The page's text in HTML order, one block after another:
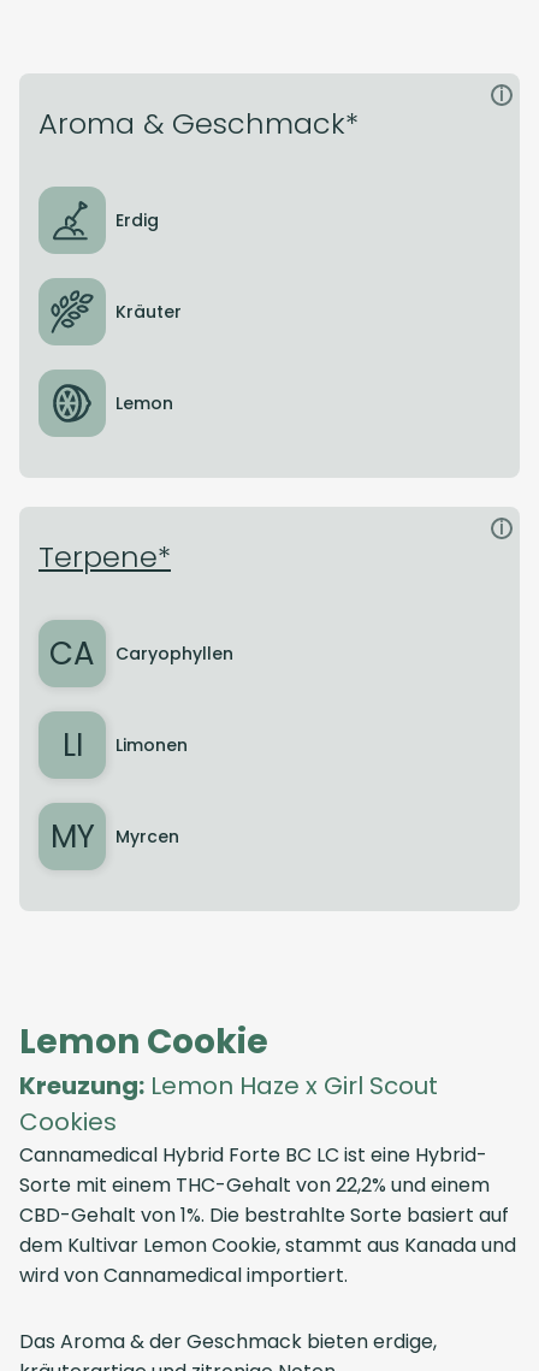
Aroma & Geschmack*
i
Erdig
Kräuter
Lemon
Terpene*
i
CA Caryophyllen
LI Limonen
MY Myrcen
Lemon Cookie
Kreuzung: Lemon Haze x Girl Scout
Cookies
Cannamedical Hybrid Forte BC LC ist eine Hybrid-
Sorte mit einem THC-Gehalt von 22,2% und einem
CBD-Gehalt von 1%. Die bestrahlte Sorte basiert auf
dem Kultivar Lemon Cookie, stammt aus Kanada und
wird von Cannamedical importiert.
Das Aroma & der Geschmack bieten erdige,